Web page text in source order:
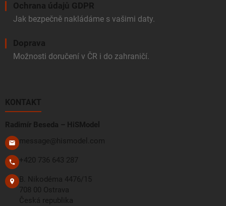
Ochrana údajů GDPR
Jak bezpečně nakládáme s vašimi daty.
Doprava
Možnosti doručení v ČR i do zahraničí.
KONTAKT
Radimír Beseda – HiSModel
message@hismodel.com
+420 736 643 287
B. Nikodéma 4476/15
708 00 Ostrava
Česká republika